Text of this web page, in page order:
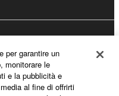
per garantire un
monitorare le
e la pubblicità e
al fine di offrirti